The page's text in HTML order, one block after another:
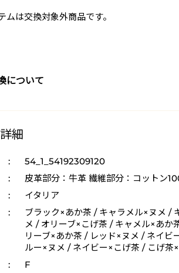
ムは交換対象外商品です。
について
細
:
54_1_54192309120
:
皮革部分：牛革 繊維部分：コットン
:
イタリア
:
ブラック×あか茶 / キャラメル×ヌメ /
メ / オリーブ×こげ茶 / キャメル×あか
リーブ×あか茶 / レッド×ヌメ / ネイビ
ルー×ヌメ / ネイビー×こげ茶 / こげ茶
:
F